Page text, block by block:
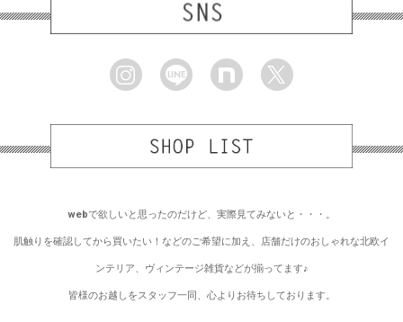
webで欲しいと思ったのだけど、実際見てみないと・・・。
肌触りを確認してから買いたい！などのご希望に加え、店舗だけのおしゃれな北欧イ
ンテリア、ヴィンテージ雑貨などが揃ってます♪
皆様のお越しをスタッフ一同、心よりお待ちしております。